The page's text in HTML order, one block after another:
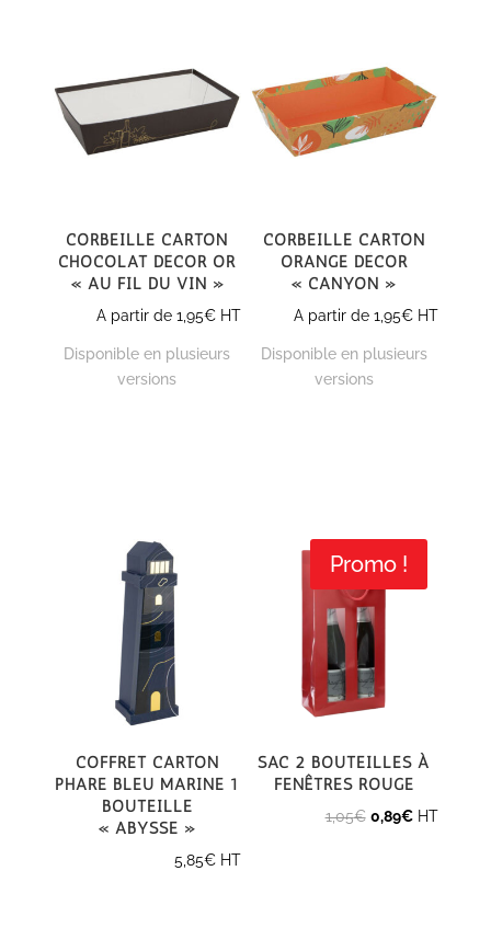
Corbeille carton
Chocolat décor Or
« Au fil du Vin »
A partir de1,95€ HT
Disponible en plusieurs
versions
Corbeille carton
Orange décor
« Canyon »
A partir de 1,95€HT
Disponible en plusieurs
versions
Coffret carton
Phare Bleu Marine 1
bouteille
« Abysse »
5,85€ HT
Promo !
Sac 2 bouteilles à
fenêtres rouge
1,05€ Le
0,89€LeHT